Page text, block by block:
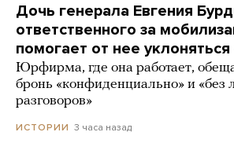
Дочь генерала Евгения
ответственного за
помогает от нее уклоняться
Юрфирма, где она работает,
бронь «конфиденциально» и «без
разговоров»
ИСТОРИИ 3 часа назад